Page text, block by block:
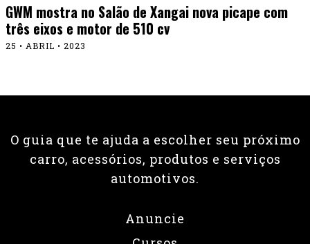
GWM mostra no Salão de Xangai nova picape com
três eixos e motor de 510 cv
25 • ABRIL • 2023
O guia que te ajuda a escolher seu próximo
carro, acessórios, produtos e serviços
automotivos.
Anuncie